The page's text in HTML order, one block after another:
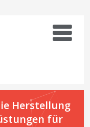
Herstellung
für